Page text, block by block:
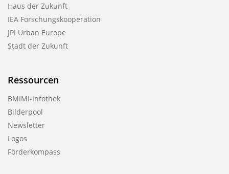
Haus der Zukunft
IEA Forschungskooperation
JPI Urban Europe
Stadt der Zukunft
Ressourcen
BMIMI-Infothek
Bilderpool
Newsletter
Logos
Förderkompass